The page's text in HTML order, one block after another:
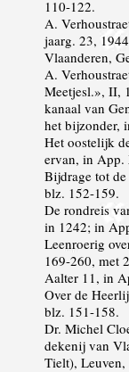
110-122.
A.
jaarg. 23,
Vlaanderen,
A.
Meetjesl.», II,
kanaal van
het bijzonder,
Het oostelijk
ervan, in App.
Bijdrage tot
blz. 152-159.
De rondreis
in 1242; in
Leenroerig
169-260, met
Aalter 11, in
Over de
blz. 151-158.
Dr. Michel
dekenij van
Tielt), Leuven,